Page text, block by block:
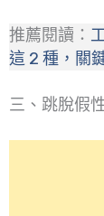
推薦閱讀：
這 2 種，關
三、跳脫假